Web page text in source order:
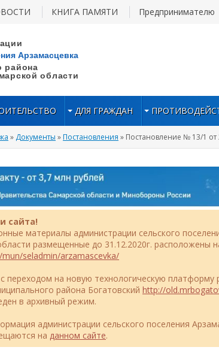
КНИГА ПАМЯТИ Предпринимателю
ДЛЯ ГРАЖДАН
» Документы »Постановления » Постановление № 13/1 от
сайта!
материалы администрации сельского
размещенные до 31.12.2020г. расположены
seladmin/arzamascevka/
с переходом на новую технологическую платформу
района Богатовский http://
в архивный режим.
администрации сельского поселения
на данном сайте.